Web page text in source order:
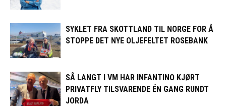
SYKLET FRA SKOTTLAND TIL NORGE FOR Å
STOPPE DET NYE OLJEFELTET ROSEBANK
SÅ LANGT I VM HAR INFANTINO KJØRT
PRIVATFLY TILSVARENDE ÉN GANG RUNDT
JORDA